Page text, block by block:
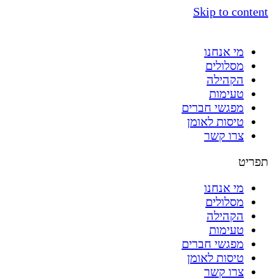
Skip to content
מי אנחנו
מסלולים
הקהילה
טעימות
מפגשי חברים
טיסות לאומן
צרו קשר
תפריט
מי אנחנו
מסלולים
הקהילה
טעימות
מפגשי חברים
טיסות לאומן
צרו קשר